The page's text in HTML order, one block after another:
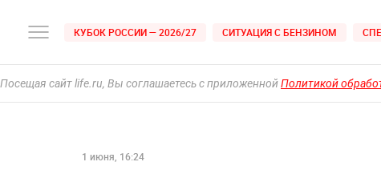
КУБОК РОССИИ — 2026/27 СИТУАЦИЯ С БЕНЗИНОМ
Посещая сайт life.ru, Вы соглашаетесь с приложеннойПолитикой
1 июня, 16:24